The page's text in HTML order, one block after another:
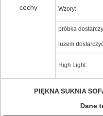
cechy Wzory:
próbka
luzem
High Light:
PIĘKNA SUKNIA
Dane